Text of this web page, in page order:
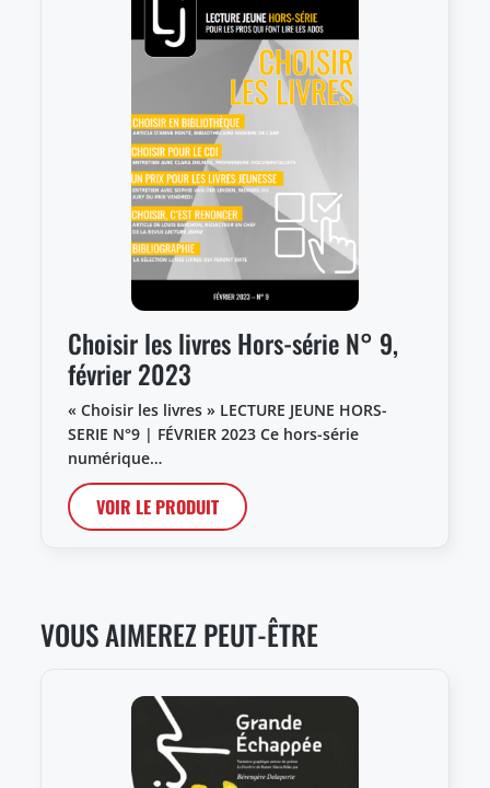
Choisir les livres Hors-série N° 9,
février 2023
« Choisir les livres » LECTURE JEUNE HORS-
SERIE N°9 | FÉVRIER 2023 Ce hors-série
numérique…
VOIR LE PRODUIT
VOUS AIMEREZ PEUT-ÊTRE